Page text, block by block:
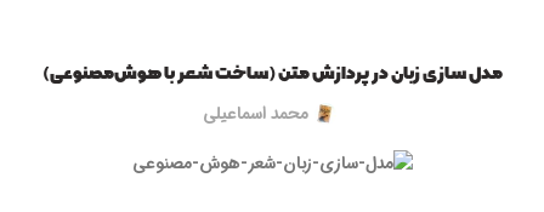
مدل سازی زبان در پردازش متن (ساخت شعر با هوش‌مصنوعی)
محمد اسماعیلی